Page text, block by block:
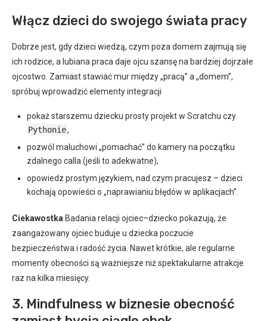
Włącz dzieci do swojego świata pracy
Dobrze jest, gdy dzieci wiedzą, czym poza domem zajmują się
ich rodzice, a lubiana praca daje ojcu szansę na bardziej dojrzałe
ojcostwo. Zamiast stawiać mur między „pracą” a „domem”,
spróbuj wprowadzić elementy integracji
pokaż starszemu dziecku prosty projekt w Scratchu czy
Pythonie,
pozwól maluchowi „pomachać” do kamery na początku
zdalnego calla (jeśli to adekwatne),
opowiedz prostym językiem, nad czym pracujesz – dzieci
kochają opowieści o „naprawianiu błędów w aplikacjach”.
Ciekawostka Badania relacji ojciec–dziecko pokazują, że
zaangażowany ojciec buduje u dziecka poczucie
bezpieczeństwa i radość życia. Nawet krótkie, ale regularne
momenty obecności są ważniejsze niż spektakularne atrakcje
raz na kilka miesięcy.
3. Mindfulness w biznesie obecność